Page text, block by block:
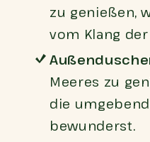
zu genießen,
vom Klang
Meeres zu
die
bewunderst.